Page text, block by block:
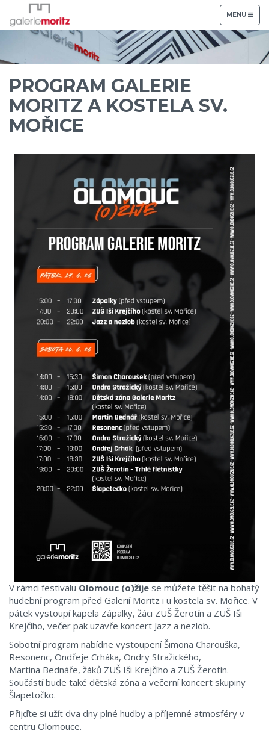
TOGGLE
NAVIGATION
MENU
PROGRAM GALERIE
MORITZ A KOSTELA SV.
MOŘICE
V rámci festivalu Olomouc (o)žije se můžete těšit na bohatý
hudební program před Galerií Moritz i u kostela sv. Mořice. V
pátek vystoupí kapela Zápalky, žáci ZUŠ Žerotín a ZUŠ Iši
Krejčího, večer pak uzavře koncert Jazz a nezlob.
Sobotní program nabídne vystoupení Šimona Charouška,
Resonenc, Ondřeje Crháka, Ondry Stražického,
Martina Bednáře, žáků ZUŠ Iši Krejčího a ZUŠ Žerotín.
Součástí bude také dětská zóna a večerní koncert skupiny
Šlapetočko.
Přijďte si užít dva dny plné hudby a příjemné atmosféry v
centru Olomouce.